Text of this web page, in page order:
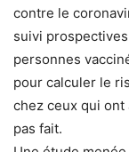
contre le
suivi
personnes
pour calculer le
chez ceux qui ont
pas fait.